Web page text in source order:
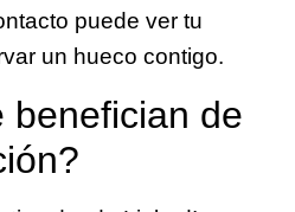
puede ver tu
un hueco contigo.
benefician de